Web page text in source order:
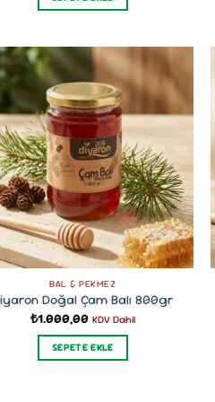
BAL & PEKMEZ
Doğal Çam Balı 800gr
₺1.000,00 KDV Dahil
SEPETE EKLE